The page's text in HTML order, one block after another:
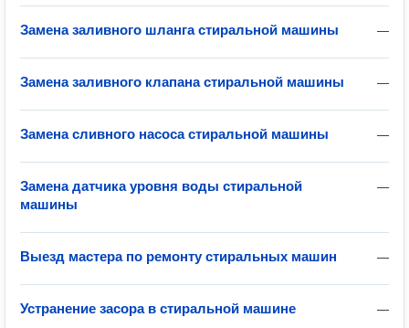
—
Замена заливного шланга стиральной машины
—
Замена заливного клапана стиральной машины
—
Замена сливного насоса стиральной машины
—
Замена датчика уровня воды стиральной
машины
—
Выезд мастера по ремонту стиральных машин
—
Устранение засора в стиральной машине